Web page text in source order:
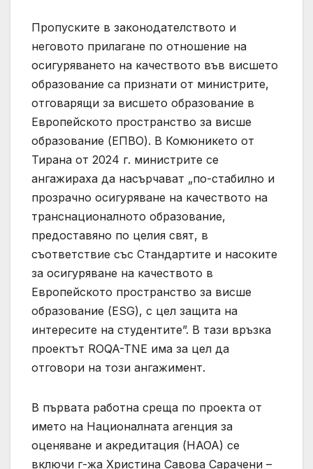
Пропуските в законодателството и
неговото прилагане по отношение на
осигуряването на качеството във висшето
образование са признати от министрите,
отговарящи за висшето образование в
Европейското пространство за висше
образование (ЕПВО). В Комюникето от
Тирана от 2024 г. министрите се
ангажираха да насърчават „по-стабилно и
прозрачно осигуряване на качеството на
транснационалното образование,
предоставяно по целия свят, в
съответствие със Стандартите и насоките
за осигуряване на качеството в
Европейското пространство за висше
образование (ESG), с цел защита на
интересите на студентите”. В тази връзка
проектът ROQA-TNE има за цел да
отговори на този ангажимент.
В първата работна среща по проекта от
името на Националната агенция за
оценяване и акредитация (НАОА) се
включи г-жа Христина Савова Сарачени –